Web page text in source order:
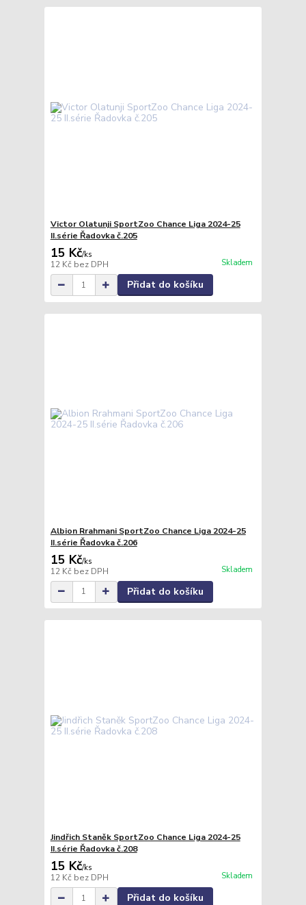
Victor Olatunji SportZoo Chance Liga 2024-25
II.série Řadovka č.205
15 Kč/ks
12 Kč bez DPH Skladem
Přidat do košíku
Albion Rrahmani SportZoo Chance Liga 2024-25
II.série Řadovka č.206
15 Kč/ks
12 Kč bez DPH Skladem
Přidat do košíku
Jindřich Staněk SportZoo Chance Liga 2024-25
II.série Řadovka č.208
15 Kč/ks
12 Kč bez DPH Skladem
Přidat do košíku